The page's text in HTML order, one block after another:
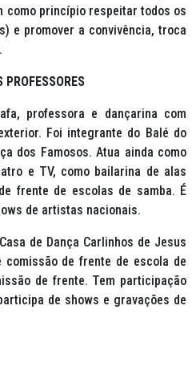
como princípio respeitar todos os
e promover a convivência, troca
PROFESSORES
professora e dançarina com
Foi integrante do Balé do
dos Famosos. Atua ainda como
e TV, como bailarina de alas
frente de escolas de samba. É
de artistas nacionais.
de Dança Carlinhos de Jesus
comissão de frente de escola de
de frente. Tem participação
de shows e gravações de